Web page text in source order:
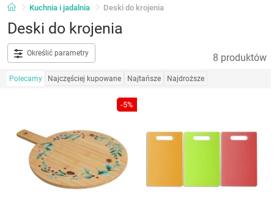
Kuchnia i jadalnia Deski do krojenia
Deski do krojenia
Określić parametry 8 produktów
Polecamy Najczęściej kupowane Najtańsze Najdroższe
-5%